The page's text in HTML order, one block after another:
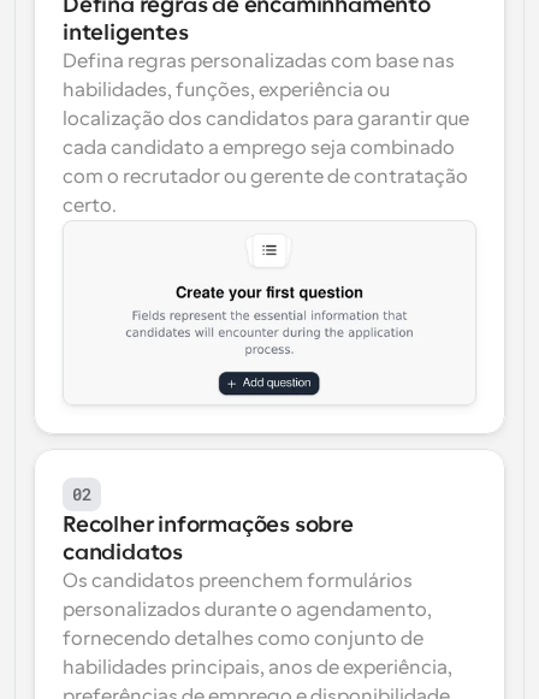
Defina regras de encaminhamento
inteligentes
Defina regras personalizadas com base nas
habilidades, funções, experiência ou
localização dos candidatos para garantir que
cada candidato a emprego seja combinado
com o recrutador ou gerente de contratação
certo.
02
Recolher informações sobre
candidatos
Os candidatos preenchem formulários
personalizados durante o agendamento,
fornecendo detalhes como conjunto de
habilidades principais, anos de experiência,